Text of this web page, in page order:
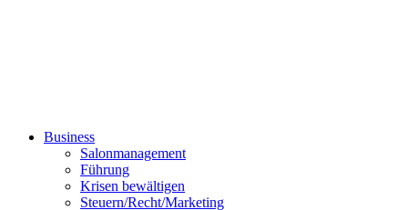
Business
Salonmanagement
Führung
Krisen bewältigen
Steuern/Recht/Marketing